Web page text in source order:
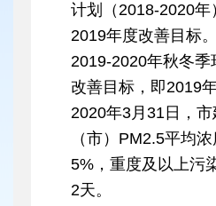
计划（2018-2020年
2019年度改善目标
2019-2020年秋冬季
改善目标，即2019
2020年3月31日，
（市）PM2.5平均
5%，重度及以上污
2天。